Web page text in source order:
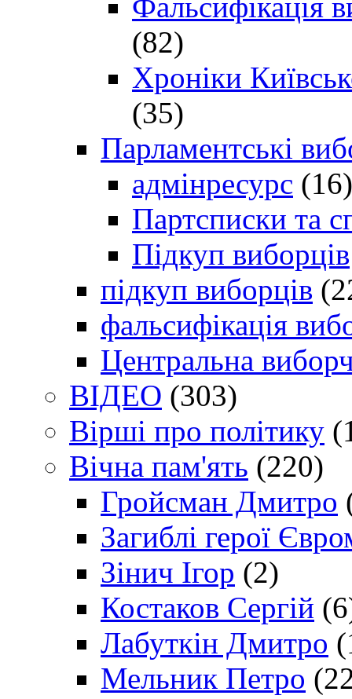
(82)
Хроніки
(35)
Парламентські
адмінресурс (16)
Партсписки та
Підкуп виборців
підкуп виборців
фальсифікація
Центральна
ВІДЕО (303)
Вірші про політику
Вічна пам'ять (220)
Гройсман Дмитро
Загиблі герої
Зінич Ігор (2)
Костаков Сергій
Лабуткін Дмитро
Мельник Петро